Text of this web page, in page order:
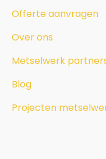
Offerte aanvragen
Over ons
Metselwerk
Blog
Projecten